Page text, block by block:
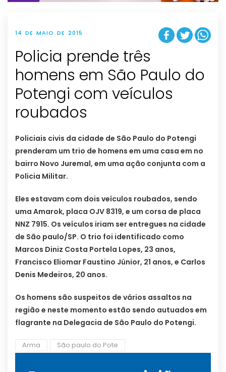
14 DE MAIO DE 2015
Policia prende três
homens em São Paulo do
Potengi com veículos
roubados
Policiais civis da cidade de São Paulo do Potengi
prenderam um trio de homens em uma casa em no
bairro Novo Juremal, em uma ação conjunta com a
Policia Militar.
Eles estavam com dois veículos roubados, sendo
uma Amarok, placa OJV 8319, e um corsa de placa
NNZ 7915. Os veículos iriam ser entregues na cidade
de São paulo/SP. O trio foi identificado como
Marcos Diniz Costa Portela Lopes, 23 anos,
Francisco Eliomar Faustino Júnior, 21 anos, e Carlos
Denis Medeiros, 20 anos.
Os homens são suspeitos de vários assaltos na
região e neste momento estão sendo autuados em
flagrante na Delegacia de São Paulo do Potengi.
Arma São paulo do Pote